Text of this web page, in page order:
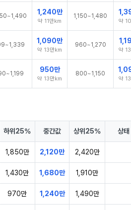
1,240만
약 11만km
1,150~1,480
약
1,090만
약 13만km
960~1,270
약
950만
약 13만km
800~1,150
약
하위25% 중간값 상위25% 상태
1,850만 2,120만 2,420만
1,430만 1,680만 1,910만
970만 1,240만 1,490만